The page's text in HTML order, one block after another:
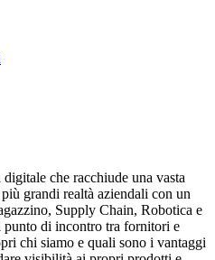
che racchiude una vasta
grandi realtà aziendali con un
Supply Chain, Robotica e
punto di incontro tra fornitori e
chi siamo e quali sono i vantaggi